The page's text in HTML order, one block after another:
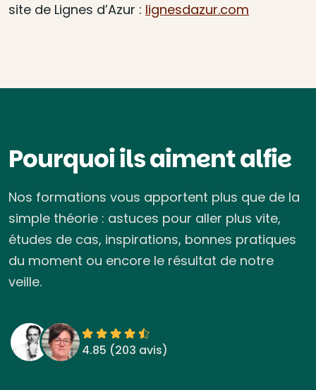
site de Lignes d’Azur : lignesdazur.com
Pourquoi ils aiment alfie
Nos formations vous apportent plus que de la
simple théorie : astuces pour aller plus vite,
études de cas, inspirations, bonnes pratiques
du moment ou encore le résultat de notre
veille.
4.85 (203 avis)